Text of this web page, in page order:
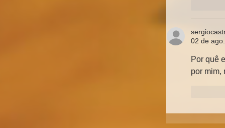
02 de
Por quê
por mim,